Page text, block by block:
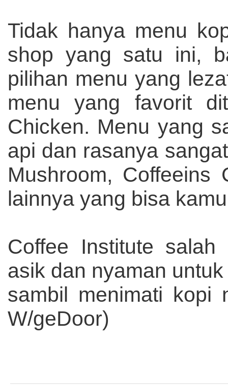
Tidak hanya menu
shop yang satu ini,
pilihan menu yang
menu yang favorit
Chicken. Menu yang
api dan rasanya
Mushroom,
lainnya yang bisa
Coffee Institute
asik dan nyaman
sambil menimati kopi
W/geDoor)